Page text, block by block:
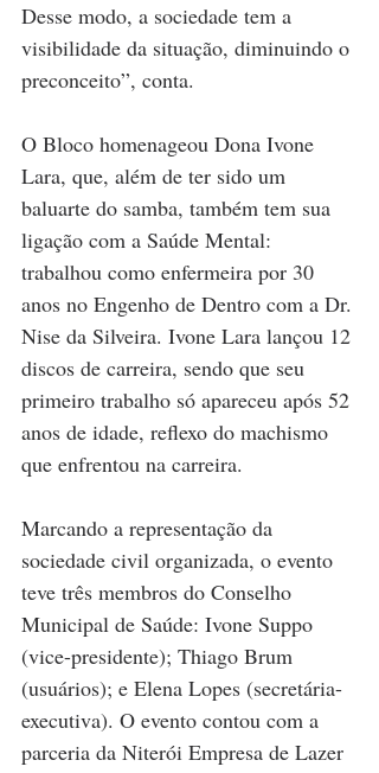
Desse modo, a sociedade tem a
visibilidade da situação, diminuindo o
preconceito”, conta.
O Bloco homenageou Dona Ivone
Lara, que, além de ter sido um
baluarte do samba, também tem sua
ligação com a Saúde Mental:
trabalhou como enfermeira por 30
anos no Engenho de Dentro com a Dr.
Nise da Silveira. Ivone Lara lançou 12
discos de carreira, sendo que seu
primeiro trabalho só apareceu após 52
anos de idade, reflexo do machismo
que enfrentou na carreira.
Marcando a representação da
sociedade civil organizada, o evento
teve três membros do Conselho
Municipal de Saúde: Ivone Suppo
(vice-presidente); Thiago Brum
(usuários); e Elena Lopes (secretária-
executiva). O evento contou com a
parceria da Niterói Empresa de Lazer